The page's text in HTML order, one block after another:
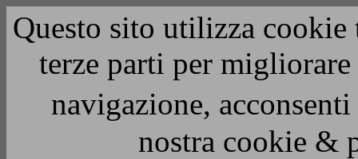
Questo sito utilizza
terze parti per
navigazione,
nostra cookie &